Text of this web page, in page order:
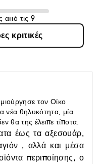
από τις 9
κριτικές
τον Οίκο
νέα θηλυκότητα, μία
θα της έλειπε τίποτα.
έως τα αξεσουάρ,
, αλλά και μέσα
περιποίησης, ο